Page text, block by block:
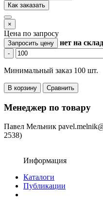
Как заказать
×
Цена по запросу
Запросить цену нет на
-
Минимальный заказ 100 шт.
В корзину Сравнить
Менеджер по товару
Павел Мельник
2538)
Информация
Каталоги
Публикации